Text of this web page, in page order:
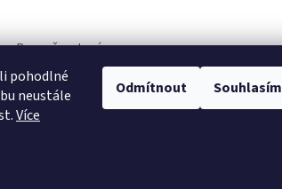
pohodlné
neustále
Více
Odmítnout Souhlasím
- Bezpečnost práce